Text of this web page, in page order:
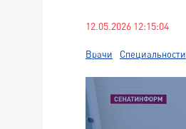
12.05.2026 12:15:04
Врачи Специальности